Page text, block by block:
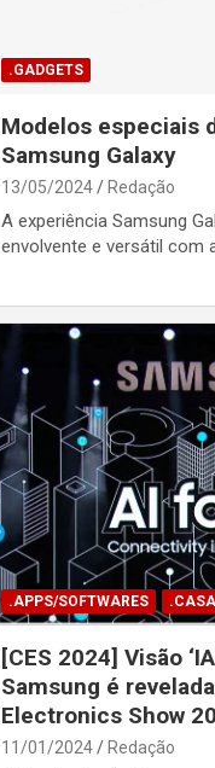
.GADGETS
Modelos especiais
Samsung Galaxy
13/05/2024 Redação
A experiência Samsung
envolvente e versátil com
.APPS/SOFTWARES .CASA
[CES 2024] Visão
Samsung é
Electronics Show
11/01/2024 Redação